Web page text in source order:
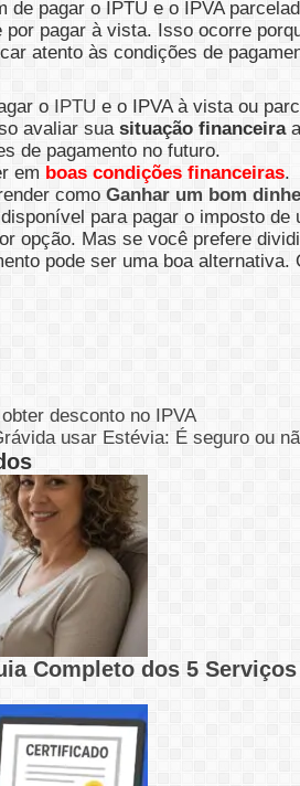
de pagar o IPTU e o IPVA
por pagar à vista. Isso ocorre
atento às condições de
o IPTU e o IPVA à vista ou
avaliar sua situação financeira
de pagamento no futuro.
em boas condições financeiras.
como Ganhar um bom
para pagar o imposto
opção. Mas se você prefere
pode ser uma boa
desconto no IPVA
usar Estévia: É seguro ou
Completo dos 5